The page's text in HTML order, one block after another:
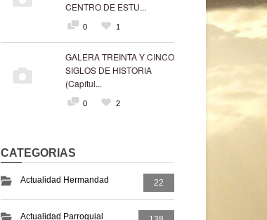
CENTRO DE ESTU...
0 1
GALERA TREINTA Y CINCO
SIGLOS DE HISTORIA
(Capítul...
0 2
CATEGORIAS
Actualidad Hermandad 22
Actualidad Parroquial